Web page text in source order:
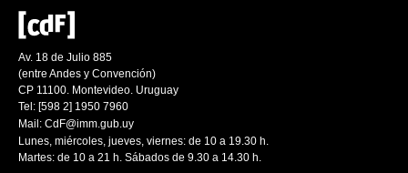
Av. 18 de Julio 885
(entre Andes y Convención)
CP 11100. Montevideo. Uruguay
Tel: [598 2] 1950 7960
Mail: CdF@imm.gub.uy
Lunes, miércoles, jueves, viernes: de 10 a 19.30 h.
Martes: de 10 a 21 h. Sábados de 9.30 a 14.30 h.